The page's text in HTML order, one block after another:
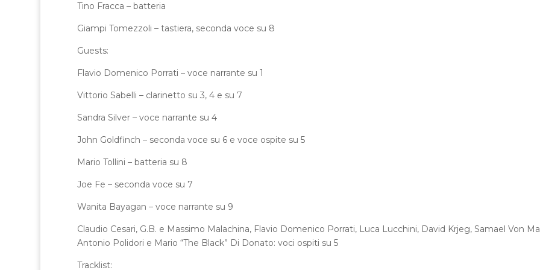
Tino Fracca – batteria
Giampi Tomezzoli – tastiera, seconda voce su 8
Guests:
Flavio Domenico Porrati – voce narrante su 1
Vittorio Sabelli – clarinetto su 3, 4 e su 7
Sandra Silver – voce narrante su 4
John Goldfinch – seconda voce su 6 e voce ospite su 5
Mario Tollini – batteria su 8
Joe Fe – seconda voce su 7
Wanita Bayagan – voce narrante su 9
Claudio Cesari, G.B. e Massimo Malachina, Flavio Domenico Porrati, Luca Lucchini, David Krjeg, Samael Von
Antonio Polidori e Mario “The Black” Di Donato: voci ospiti su 5
Tracklist: